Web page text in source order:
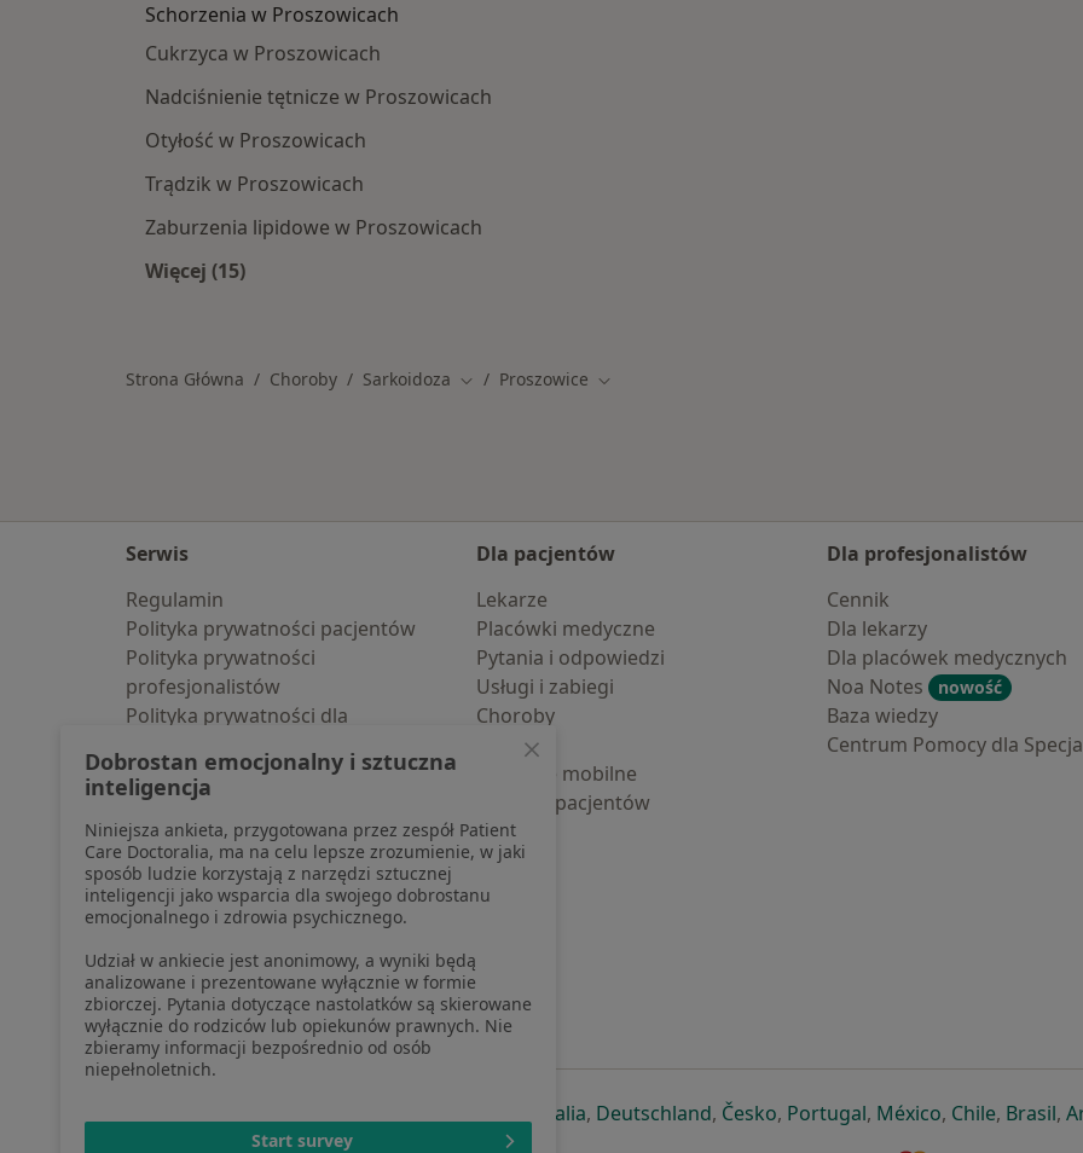
Schorzenia w Proszowicach
Cukrzyca w Proszowicach
Nadciśnienie tętnicze w Proszowicach
Otyłość w Proszowicach
Trądzik w Proszowicach
Zaburzenia lipidowe w Proszowicach
Więcej (15)
Strona Główna Choroby Sarkoidoza Zmień miasto
Proszowice Zmień miasto
Serwis
Regulamin
Polityka prywatności pacjentów
Polityka prywatności
profesjonalistów
Polityka prywatności dla
pozyskaliśmy samodzielnie
Polityka cookies
Jak działają wyniki wyszukiwania
Dostępność
O nas
Praca Rekrutujemy!
Partnerzy
Centrum prasowe
Kontakt
Dla pacjentów
Lekarze
Placówki medyczne
Pytania i odpowiedzi
Usługi i zabiegi
Choroby
Pomoc
Aplikacje mobilne
Blog dla pacjentów
Dla profesjonalistów
Cennik
Dla lekarzy
Dla placówek medycznych
Noa Notes
nowość
Baza wiedzy
Centrum Pomocy dla
otwiera się w nowej karcie
otwiera się w nowej karcie
otwiera się w nowej karcie
Italiaotwiera się w nowej karcie
, Deutschlandotwiera się w nowej karcie
, Českootwiera się w nowej karcie
, Portugalotwiera się w nowej
, Méxicootwiera się w
, Chileotwiera
, Brasil,
Dobrostan emocjonalny i sztuczna
inteligencja
Niniejsza ankieta, przygotowana przez zespół Patient
Care Doctoralia, ma na celu lepsze zrozumienie, w jaki
sposób ludzie korzystają z narzędzi sztucznej
inteligencji jako wsparcia dla swojego dobrostanu
emocjonalnego i zdrowia psychicznego.
Udział w ankiecie jest anonimowy, a wyniki będą
analizowane i prezentowane wyłącznie w formie
zbiorczej. Pytania dotyczące nastolatków są skierowane
wyłącznie do rodziców lub opiekunów prawnych. Nie
zbieramy informacji bezpośrednio od osób
niepełnoletnich.
Start survey